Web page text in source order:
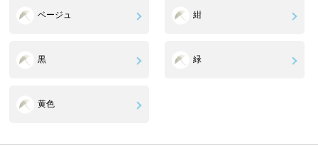
ベージュ 紺
黒 緑
黄色